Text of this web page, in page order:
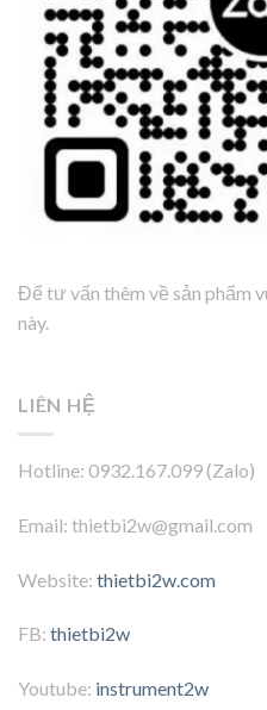
Để tư vấn thêm về sản phẩm
này.
LIÊN HỆ
Hotline: 0932.167.099 (Zalo)
Email: thietbi2w@gmail.com
Website: thietbi2w.com
FB: thietbi2w
Youtube: instrument2w